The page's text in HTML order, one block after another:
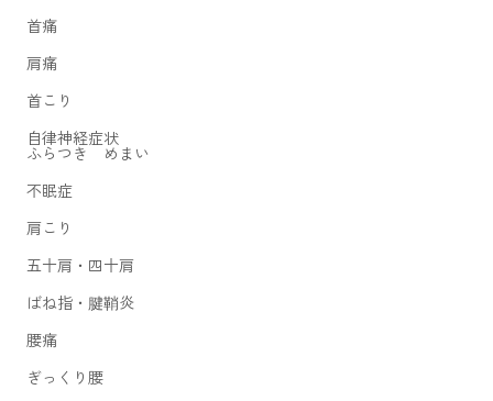
首痛
肩痛
首こり
自律神経症状
ふらつき めまい
不眠症
肩こり
五十肩・四十肩
ばね指・腱鞘炎
腰痛
ぎっくり腰